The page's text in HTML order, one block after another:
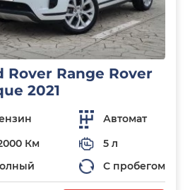
Rover Range Rover
2021
Автомат
Км
5 л
С пробегом